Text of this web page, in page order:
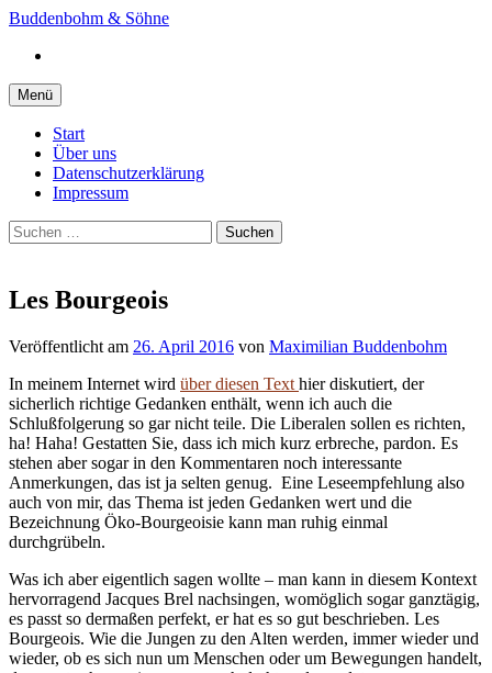
Springe
Inhalt
Buddenbohm & Söhne
Menü
Start
Über uns
Datenschutzerklärung
Impressum
Suchen
nach:
Les Bourgeois
Veröffentlicht am 26. April 2016 von Maximilian Buddenbohm
In meinem Internet wird über diesen Text hier diskutiert, der
sicherlich richtige Gedanken enthält, wenn ich auch die
Schlußfolgerung so gar nicht teile. Die Liberalen sollen es richten,
ha! Haha! Gestatten Sie, dass ich mich kurz erbreche, pardon. Es
stehen aber sogar in den Kommentaren noch interessante
Anmerkungen, das ist ja selten genug. Eine Leseempfehlung also
auch von mir, das Thema ist jeden Gedanken wert und die
Bezeichnung Öko-Bourgeoisie kann man ruhig einmal
durchgrübeln.
Was ich aber eigentlich sagen wollte – man kann in diesem Kontext
hervorragend Jacques Brel nachsingen, womöglich sogar ganztägig,
es passt so dermaßen perfekt, er hat es so gut beschrieben. Les
Bourgeois. Wie die Jungen zu den Alten werden, immer wieder und
wieder, ob es sich nun um Menschen oder um Bewegungen handelt,